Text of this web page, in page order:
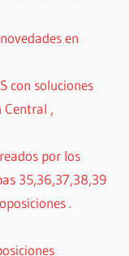
en
con soluciones
Central ,
por los
35,36,37,38,39
.